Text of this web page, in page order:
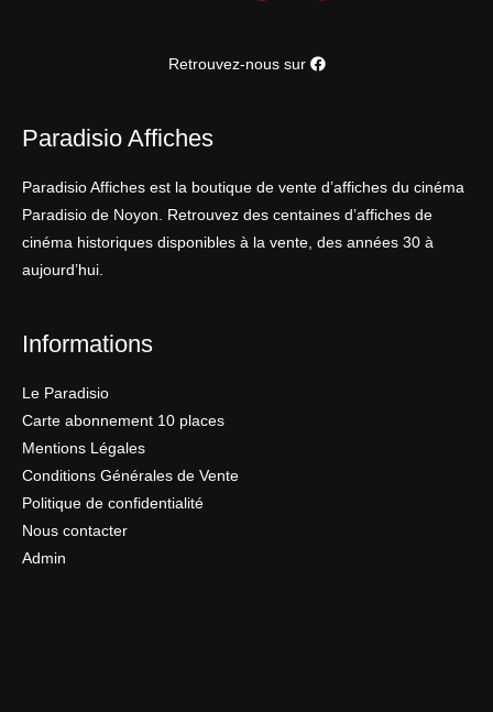
Retrouvez-nous sur
Paradisio Affiches
Paradisio Affiches est la boutique de vente d’affiches du cinéma
Paradisio de Noyon. Retrouvez des centaines d’affiches de
cinéma historiques disponibles à la vente, des années 30 à
aujourd’hui.
Informations
Le Paradisio
Carte abonnement 10 places
Mentions Légales
Conditions Générales de Vente
Politique de confidentialité
Nous contacter
Admin